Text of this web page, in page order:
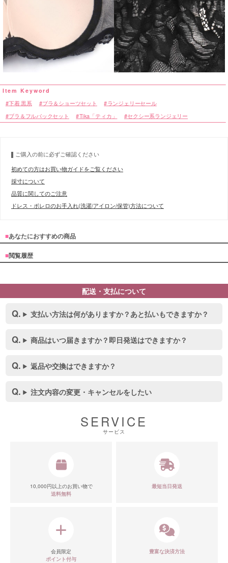
下着 黒系 ブラ＆ショーツセット ランジェリーセール
ブラ＆フルバックセット Tika「ティカ」 セクシー系ランジェリー
ご購入の前に必ずご確認ください
初めての方はお買い物ガイドをご覧ください
採寸について
品質に関してのご注意
ドレス・ボレロのお手入れ(洗濯/アイロン/保管)方法について
■あなたにおすすめの商品
■閲覧履歴
配送・支払について
支払い方法は何がありますか？あと払いもできますか？
商品はいつ届きますか？即日発送はできますか？
返品や交換はできますか？
注文内容の変更・キャンセルをしたい
SERVICE
サービス
10,000円以上のお買い物で
送料無料
最短当日発送
会員限定
ポイント付与
豊富な決済方法